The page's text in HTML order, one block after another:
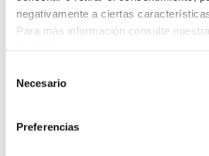
negativamente a ciertas
Para más información consulte nuestra
Necesario
Preferencias